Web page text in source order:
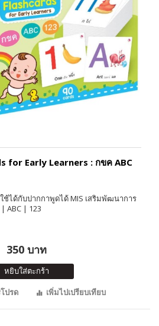
for Early Learners : กขค ABC
ได้กับปากกาพูดได้ MIS เสริมพัฒนาการ
ABC | 123
350 บาท
หยิบใส่ตะกร้า
ปรด
เพิ่มไปเปรียบเทียบ